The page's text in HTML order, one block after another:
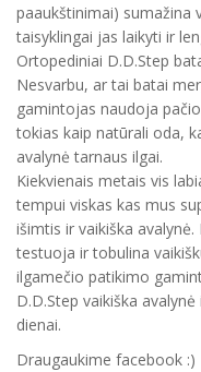
paaukštinimai) sumažina
taisyklingai jas laikyti ir
Ortopediniai D.D.Step
Nesvarbu, ar tai batai
gamintojas naudoja
tokias kaip natūrali oda,
avalynė tarnaus ilgai.
Kiekvienais metais vis
tempui viskas kas mus
išimtis ir vaikiška
testuoja ir tobulina
ilgamečio patikimo
D.D.Step vaikiška
dienai.
Draugaukime facebook :)